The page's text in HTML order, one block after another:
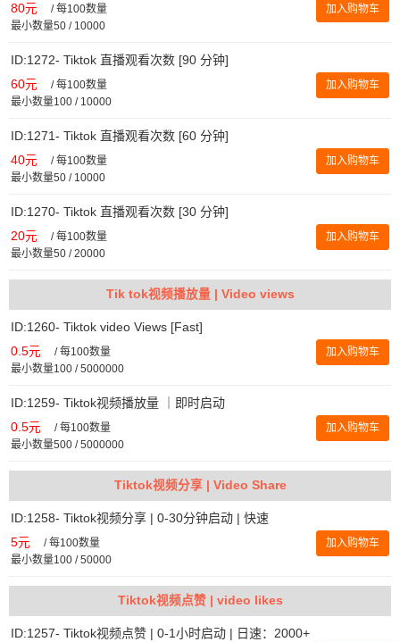
80元 /每100数量
最小数量50 / 10000
加入购物车
ID:1272- Tiktok 直播观看次数 [90 分钟]
60元 /每100数量
最小数量100 / 10000
加入购物车
ID:1271- Tiktok 直播观看次数 [60 分钟]
40元 /每100数量
最小数量50 / 10000
加入购物车
ID:1270- Tiktok 直播观看次数 [30 分钟]
20元 /每100数量
最小数量50 / 20000
加入购物车
Tik tok视频播放量 | Video views
ID:1260- Tiktok video Views [Fast]
0.5元 /每100数量
最小数量100 / 5000000
加入购物车
ID:1259- Tiktok视频播放量 ｜即时启动
0.5元 /每100数量
最小数量500 / 5000000
加入购物车
Tiktok视频分享 | Video Share
ID:1258- Tiktok视频分享 | 0-30分钟启动 | 快速
5元 /每100数量
最小数量100 / 50000
加入购物车
Tiktok视频点赞 | video likes
ID:1257- Tiktok视频点赞 | 0-1小时启动 | 日速：2000+